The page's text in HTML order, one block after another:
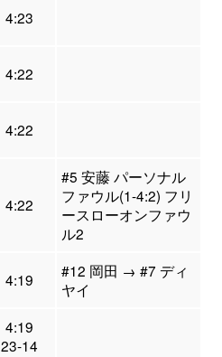
4:23
4:22
4:22
4:22
#5 安藤 パーソナル
ファウル(1-4:2) フリ
ースローオンファウ
ル2
4:19
#12 岡田 → #7 ディ
ヤイ
4:19
23-14